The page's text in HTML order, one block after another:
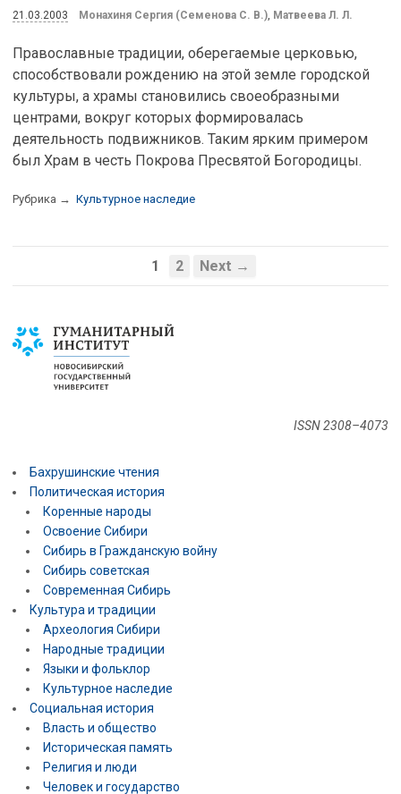
21.03.2003 Монахиня Сергия (Семенова С. В.), Матвеева Л. Л.
Православные традиции, оберегаемые церковью,
способствовали рождению на этой земле городской
культуры, а храмы становились своеобразными
центрами, вокруг которых формировалась
деятельность подвижников. Таким ярким примером
был Храм в честь Покрова Пресвятой Богородицы.
Рубрика → Культурное наследие
1 2 Next →
ISSN 2308–4073
Бахрушинские чтения
Политическая история
Коренные народы
Освоение Сибири
Сибирь в Гражданскую войну
Сибирь советская
Современная Сибирь
Культура и традиции
Археология Сибири
Народные традиции
Языки и фольклор
Культурное наследие
Социальная история
Власть и общество
Историческая память
Религия и люди
Человек и государство